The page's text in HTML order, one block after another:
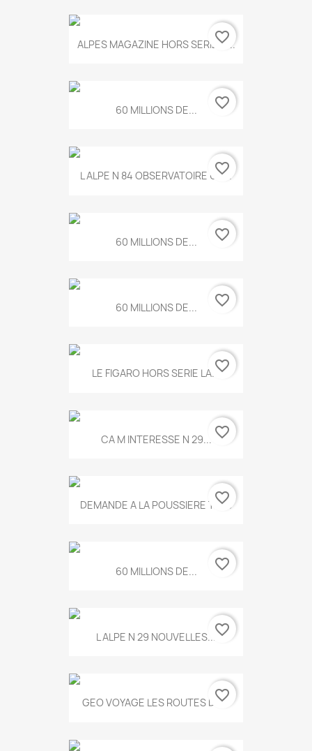
ALPES MAGAZINE HORS SERIE N...
favorite_border
60 MILLIONS DE... favorite_border
L ALPE N 84 OBSERVATOIRE UN...
favorite_border
60 MILLIONS DE... favorite_border
60 MILLIONS DE... favorite_border
LE FIGARO HORS SERIE LA...favorite_border
CA M INTERESSE N 29... favorite_border
DEMANDE A LA POUSSIERE T.778
favorite_border
60 MILLIONS DE... favorite_border
L ALPE N 29 NOUVELLES...favorite_border
GEO VOYAGE LES ROUTES DE...
favorite_border